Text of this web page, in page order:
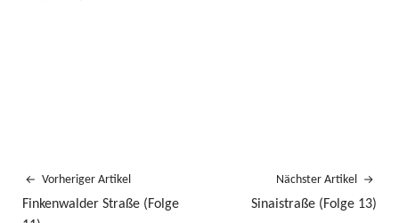
Vorheriger Artikel
Finkenwalder Straße (Folge
Nächster Artikel
Sinaistraße (Folge 13)